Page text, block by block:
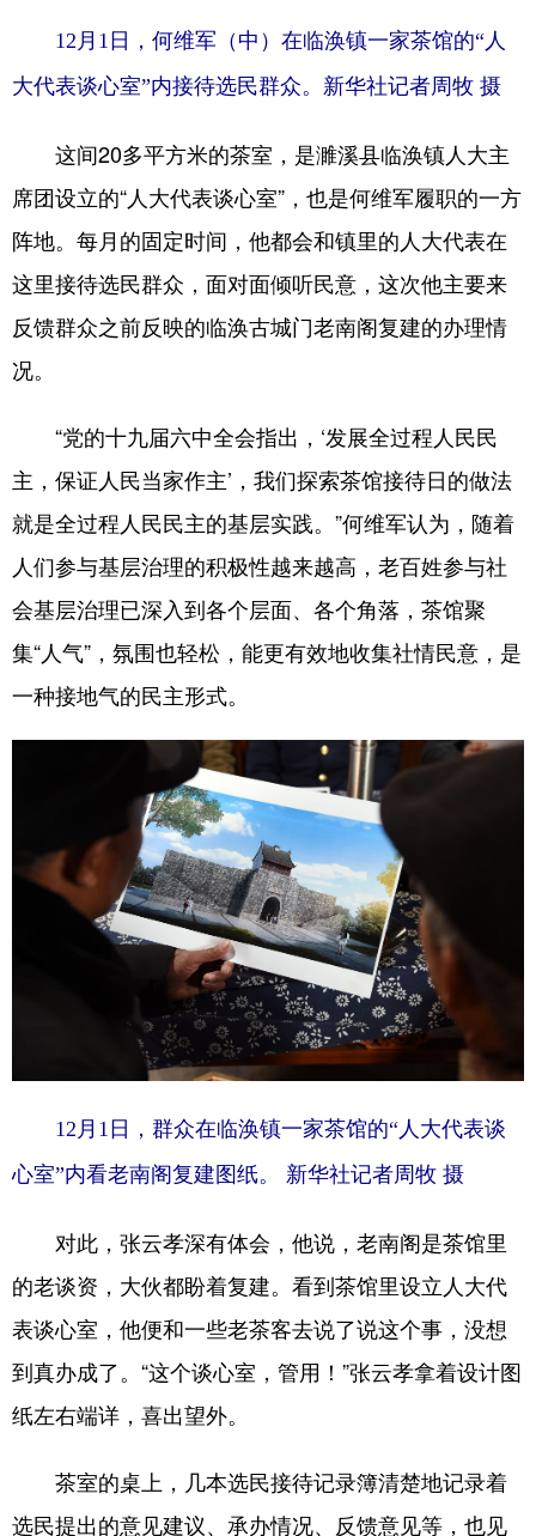
12月1日，何维军（中）在临涣镇一家茶馆的“人
大代表谈心室”内接待选民群众。新华社记者周牧 摄
这间20多平方米的茶室，是濉溪县临涣镇人大主
席团设立的“人大代表谈心室”，也是何维军履职的一方
阵地。每月的固定时间，他都会和镇里的人大代表在
这里接待选民群众，面对面倾听民意，这次他主要来
反馈群众之前反映的临涣古城门老南阁复建的办理情
况。
“党的十九届六中全会指出，‘发展全过程人民民
主，保证人民当家作主’，我们探索茶馆接待日的做法
就是全过程人民民主的基层实践。”何维军认为，随着
人们参与基层治理的积极性越来越高，老百姓参与社
会基层治理已深入到各个层面、各个角落，茶馆聚
集“人气”，氛围也轻松，能更有效地收集社情民意，是
一种接地气的民主形式。
12月1日，群众在临涣镇一家茶馆的“人大代表谈
心室”内看老南阁复建图纸。 新华社记者周牧 摄
对此，张云孝深有体会，他说，老南阁是茶馆里
的老谈资，大伙都盼着复建。看到茶馆里设立人大代
表谈心室，他便和一些老茶客去说了说这个事，没想
到真办成了。“这个谈心室，管用！”张云孝拿着设计图
纸左右端详，喜出望外。
茶室的桌上，几本选民接待记录簿清楚地记录着
选民提出的意见建议、承办情况、反馈意见等，也见